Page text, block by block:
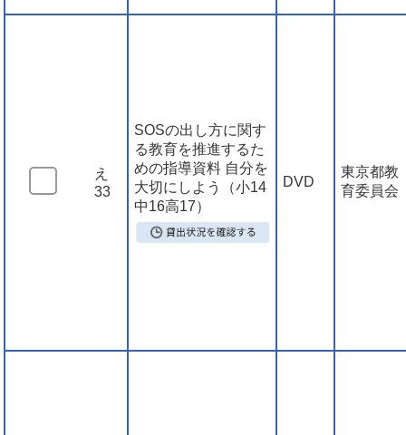
え
33
SOSの出し方に関す
る教育を推進するた
めの指導資料 自分を
大切にしよう（小14
中16高17）
DVD
東京都教
育委員会